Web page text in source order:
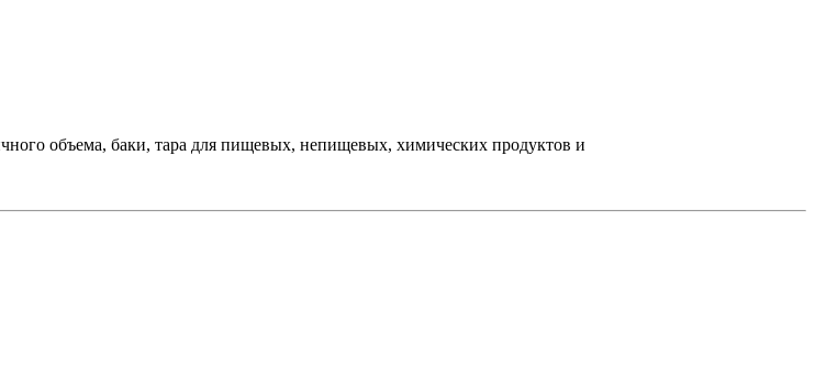
объема, баки, тара для пищевых, непищевых, химических продуктов и